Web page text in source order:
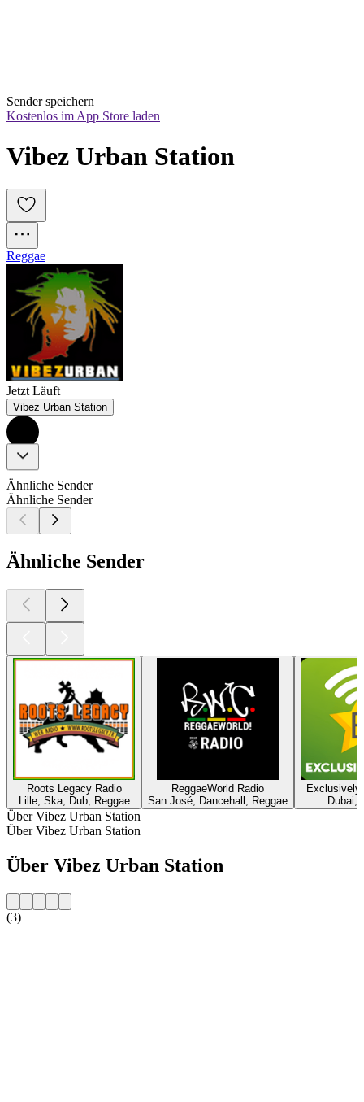
Sender speichern
Kostenlos im App Store laden
Vibez Urban Station
Reggae
Jetzt Läuft
Vibez Urban Station
Ähnliche Sender
Ähnliche Sender
Ähnliche Sender
Roots Legacy Radio
Lille, Ska, Dub, Reggae
ReggaeWorld Radio
San José, Dancehall, Reggae
Exclusively
Dubai,
Über Vibez Urban Station
Über Vibez Urban Station
Über Vibez Urban Station
(3)